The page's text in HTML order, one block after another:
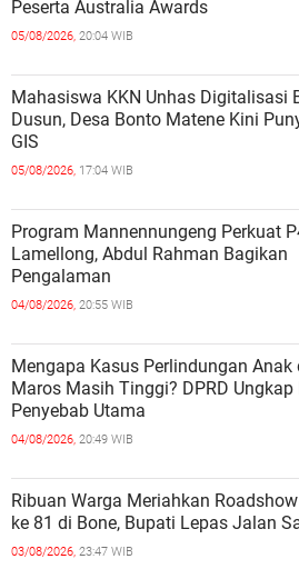
Peserta Australia Awards
05/08/2026, 20:04 WIB
Mahasiswa KKN Unhas Digitalisasi
Dusun, Desa Bonto Matene Kini
GIS
05/08/2026, 17:04 WIB
Program Mannennungeng Perkuat
Lamellong, Abdul Rahman Bagikan
Pengalaman
04/08/2026, 20:55 WIB
Mengapa Kasus Perlindungan Anak
Maros Masih Tinggi? DPRD Ungkap
Penyebab Utama
04/08/2026, 20:49 WIB
Ribuan Warga Meriahkan Roadshow
ke 81 di Bone, Bupati Lepas Jalan
03/08/2026, 23:47 WIB